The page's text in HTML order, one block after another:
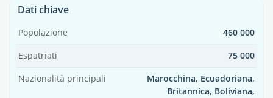
Dati chiave
Popolazione 460 000
Espatriati 75 000
Nazionalità principali
Marocchina, Ecuadoriana,
Britannica, Boliviana,